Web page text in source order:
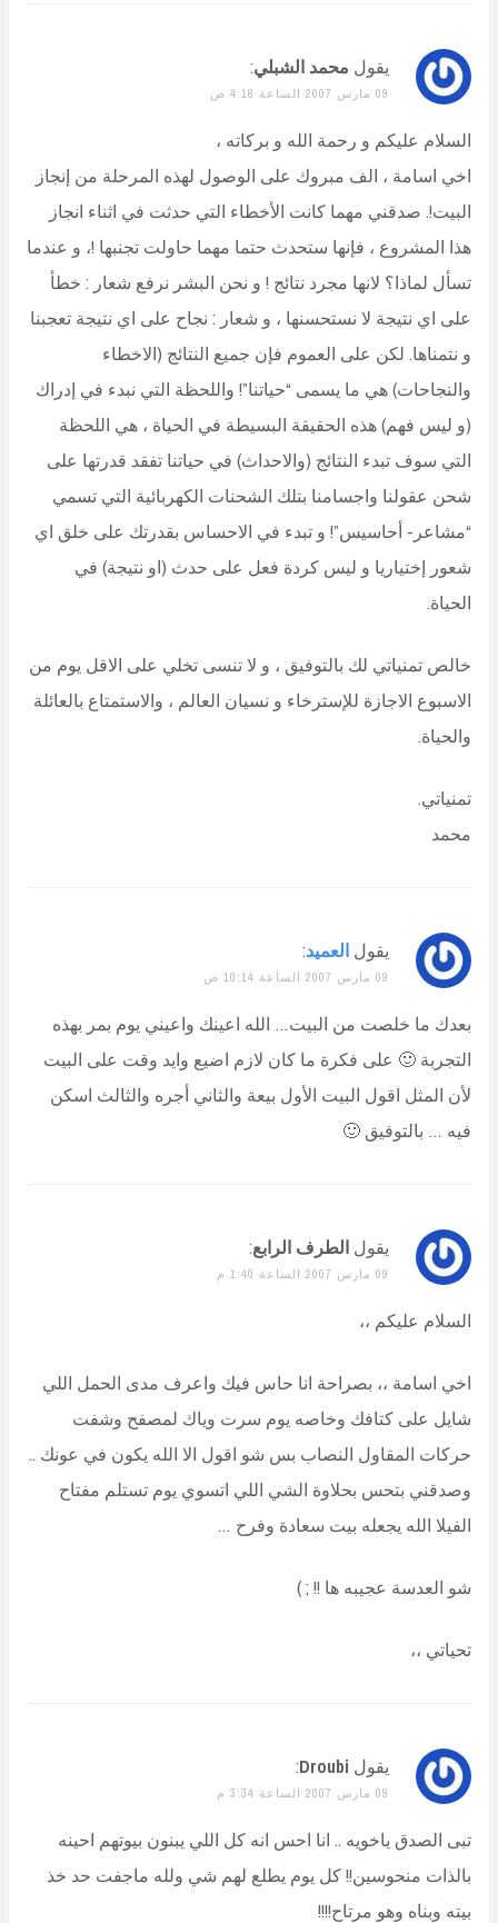
يقول محمد الشبلي:
09 مارس 2007 الساعة 4:18 ص
السلام عليكم و رحمة الله و بركاته ،
اخي اسامة ، الف مبروك على الوصول لهذه المرحلة من إنجاز
البيت!. صدقني مهما كانت الأخطاء التي حدثت في اثناء انجاز
هذا المشروع ، فإنها ستحدث حتما مهما حاولت تجنبها !، و عندما
تسأل لماذا؟ لانها مجرد نتائج ! و نحن البشر نرفع شعار : خطأ
على اي نتيجة لا نستحسنها ، و شعار : نجاح على اي نتيجة تعجبنا
و نتمناها. لكن على العموم فإن جميع النتائج (الاخطاء
والنجاحات) هي ما يسمى “حياتنا”! واللحظة التي نبدء في إدراك
(و ليس فهم) هذه الحقيقة البسيطة في الحياة ، هي اللحظة
التي سوف تبدء النتائج (والاحداث) في حياتنا تفقد قدرتها على
شحن عقولنا واجسامنا بتلك الشحنات الكهربائية التي تسمي
“مشاعر- أحاسيس”! و تبدء في الاحساس بقدرتك على خلق اي
شعور إختياريا و ليس كردة فعل على حدث (او نتيجة) في
الحياة.
خالص تمنياتي لك بالتوفيق ، و لا تنسى تخلي على الاقل يوم من
الاسبوع الاجازة للإسترخاء و نسيان العالم ، والاستمتاع بالعائلة
والحياة.
تمنياتي.
محمد
يقول العميد:
09 مارس 2007 الساعة 10:14 ص
بعدك ما خلصت من البيت… الله اعينك واعيني يوم بمر بهذه
التجربة 🙂 على فكرة ما كان لازم اضيع وايد وقت على البيت
لأن المثل اقول البيت الأول بيعة والثاني أجره والثالث اسكن
فيه … بالتوفيق 🙂
يقول الطرف الرابع:
09 مارس 2007 الساعة 1:40 م
السلام عليكم ،،
اخي اسامة ،، بصراحة انا حاس فيك واعرف مدى الحمل اللي
شايل على كتافك وخاصه يوم سرت وياك لمصفح وشفت
حركات المقاول النصاب بس شو اقول الا الله يكون في عونك ..
وصدقني بتحس بحلاوة الشي اللي اتسوي يوم تستلم مفتاح
الفيلا الله يجعله بيت سعادة وفرح …
شو العدسة عجيبه ها !! ; )
تحياتي ،،
يقول Droubi
:
09 مارس 2007 الساعة 3:34 م
تبى الصدق ياخويه .. انا احس انه كل اللي يبنون بيوتهم احينه
بالذات منحوسين!! كل يوم يطلع لهم شي ولله ماجفت حد خذ
بيته وبناه وهو مرتاح!!!!